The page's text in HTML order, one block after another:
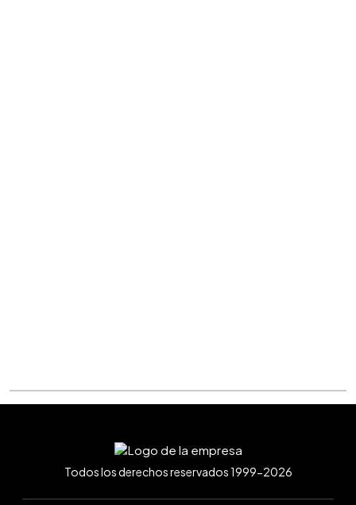
Todos los derechos reservados 1999-2026